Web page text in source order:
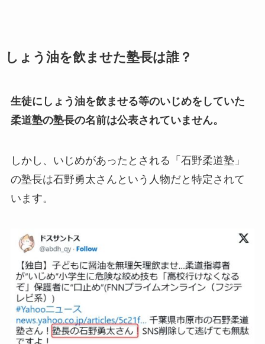
しょう油を飲ませた塾長は誰？
生徒にしょう油を飲ませる等のいじめをしていた
柔道塾の塾長の名前は公表されていません。
しかし、いじめがあったとされる「石野柔道塾」
の塾長は石野勇太さんという人物だと特定されて
います。